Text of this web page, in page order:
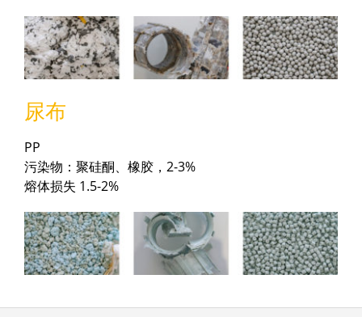
尿布
PP
污染物：聚硅酮、橡胶，2-3%
熔体损失 1.5-2%